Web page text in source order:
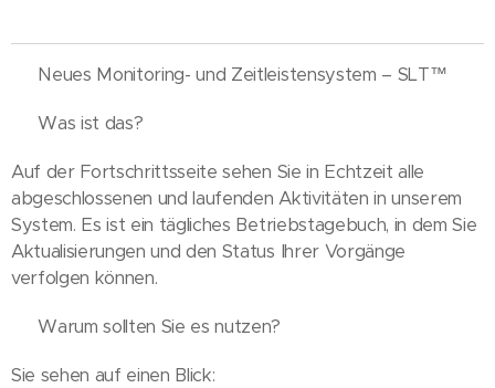
🌐 Neues Monitoring- und Zeitleistensystem – SLT™
🔹 Was ist das?
Auf der Fortschrittsseite sehen Sie in Echtzeit alle
abgeschlossenen und laufenden Aktivitäten in unserem
System. Es ist ein tägliches Betriebstagebuch, in dem Sie
Aktualisierungen und den Status Ihrer Vorgänge
verfolgen können.
🔹 Warum sollten Sie es nutzen?
Sie sehen auf einen Blick: